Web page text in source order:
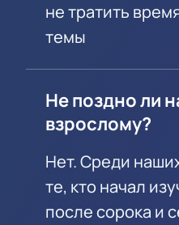
не тратить
темы
Не поздно ли
взрослому?
Нет. Среди
те, кто начал
после сорока и